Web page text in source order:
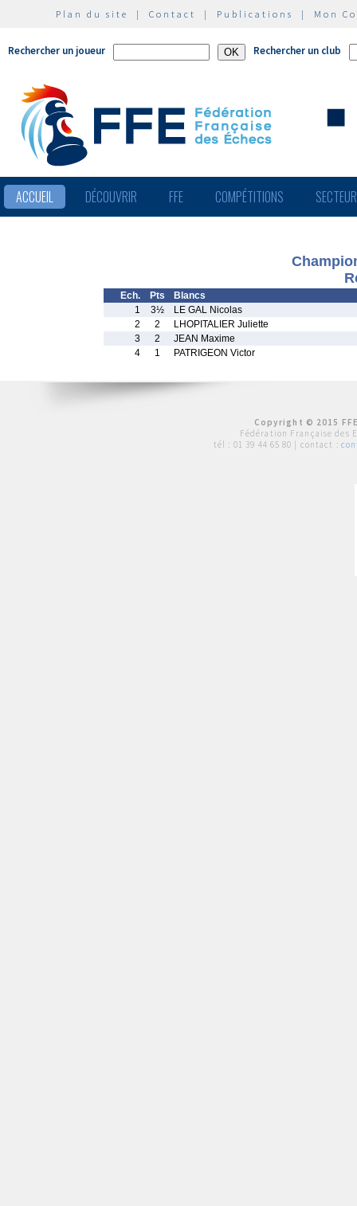
Plan du site | Contact | Publications | Mon
Rechercher un joueur Rechercher un club
ACCUEIL DÉCOUVRIR FFE COMPÉTITIONS
Ech. Pts
Blancs
1
3½
LE GAL Nicolas
2
2
LHOPITALIER Juliette
3
2
JEAN Maxime
4
1 PATRIGEON Victor
Copyright © 2015
Fédération Française des
tél : 01 39 44 65 80 | contact :